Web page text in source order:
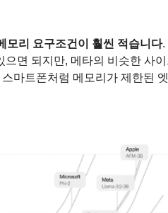
모리 요구조건이 훨씬 적습니다.
면 되지만, 메타의 비슷한 사
마트폰처럼 메모리가 제한된